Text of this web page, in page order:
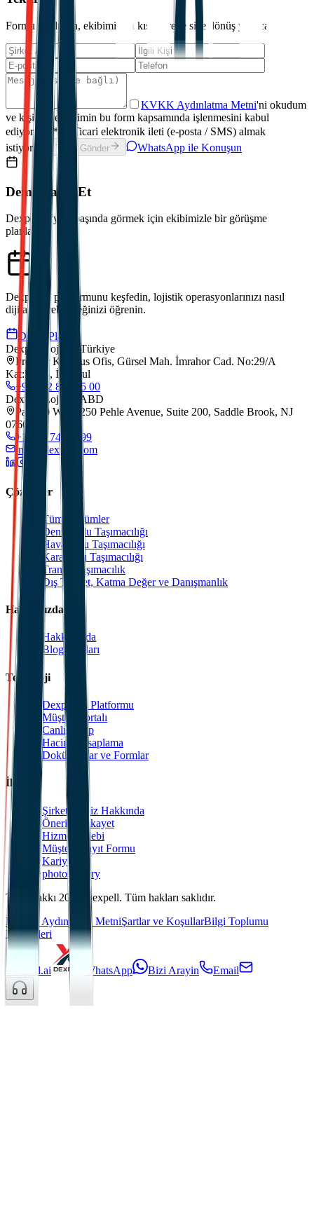
Formu doldurun, ekibimiz en kısa sürede size dönüş yapacaktır.
KVKK Aydınlatma Metni'ni okudum
ve kişisel verilerimin bu form kapsamında işlenmesini kabul
ediyorum. *
Ticari elektronik ileti (e-posta / SMS) almak
istiyorum.
Talep Gönder WhatsApp ile Konuşun
Demo Talep Et
Dexpell.ai'yi iş başında görmek için ekibimizle bir görüşme
planlayın.
Dexpell.ai platformunu keşfedin, lojistik operasyonlarınızı nasıl
dijitalleştirebileceğinizi öğrenin.
Demo Planla
Dexpell Lojistik Türkiye
Premier Kampus Ofis, Gürsel Mah. İmrahor Cad. No:29/A
Kat:5/173, İstanbul
+90 212 852 55 00
Dexpell Lojistik ABD
Park 80 West, 250 Pehle Avenue, Suite 200, Saddle Brook, NJ
07663
+1 201 744 2499
info@dexpell.com
Çözümler
Tüm Çözümler
Deniz Yolu Taşımacılığı
Hava Yolu Taşımacılığı
Kara Yolu Taşımacılığı
Transit Taşımacılık
Dış Ticaret, Katma Değer ve Danışmanlık
Hakkımızda
Hakkımızda
Blog Yazıları
Teknoloji
Dexpell.ai Platformu
Müşteri Portalı
Canlı Takip
Hacim Hesaplama
Dokümanlar ve Formlar
İletişim
Şirketlerimiz Hakkında
Öneri & Şikayet
Hizmet Talebi
Müşteri Kayıt Formu
Kariyer
photoGallery
Telif Hakkı 2025 Dexpell. Tüm hakları saklıdır.
KVKK Aydınlatma MetniŞartlar ve KoşullarBilgi Toplumu
Hizmetleri
Dexpell.ai WhatsApp Bizi Arayin Email